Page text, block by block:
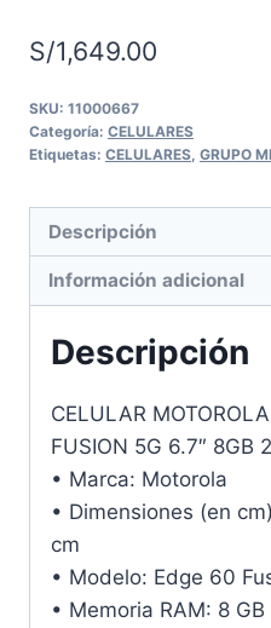
S/1,649.00
SKU: 11000667
Categoría: CELULARES
Etiquetas: CELULARES GRUPO
Descripción
Información adicional
Descripción
CELULAR
FUSION 5G 6.7″ 8GB
• Marca: Motorola
• Dimensiones (en
cm
• Modelo: Edge 60
• Memoria RAM: 8 GB